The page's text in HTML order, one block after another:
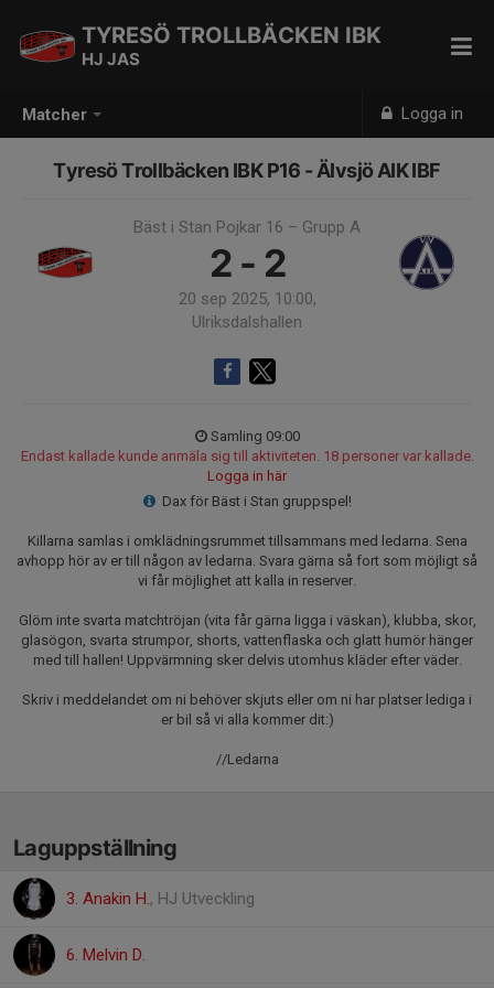
Matcher Logga in
TYRESÖ TROLLBÄCKEN IBK
HJ JAS
Tyresö Trollbäcken IBK P16 - Älvsjö AIK IBF
Bäst i Stan Pojkar 16 – Grupp A
2 - 2
20 sep 2025, 10:00,
Ulriksdalshallen
Samling 09:00
Endast kallade kunde anmäla sig till aktiviteten. 18 personer var kallade.
Logga in här
Dax för Bäst i Stan gruppspel!
Killarna samlas i omklädningsrummet tillsammans med ledarna. Sena
avhopp hör av er till någon av ledarna. Svara gärna så fort som möjligt så
vi får möjlighet att kalla in reserver.
Glöm inte svarta matchtröjan (vita får gärna ligga i väskan), klubba, skor,
glasögon, svarta strumpor, shorts, vattenflaska och glatt humör hänger
med till hallen! Uppvärmning sker delvis utomhus kläder efter väder.
Skriv i meddelandet om ni behöver skjuts eller om ni har platser lediga i
er bil så vi alla kommer dit:)
//Ledarna
Laguppställning
3. Anakin H., HJ Utveckling
6. Melvin D.